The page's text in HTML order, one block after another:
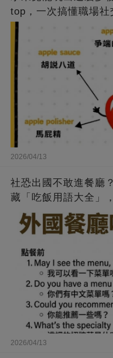
top，一次搞懂職場社
2026/04/13
社恐出國不敢進餐廳
藏「吃飯用語大全」
2026/04/13